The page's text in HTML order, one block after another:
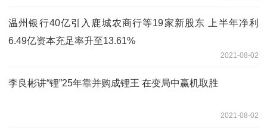
温州银行40亿引入鹿城农商行等19家新股东 上半年净利
6.49亿资本充足率升至13.61%
2021-08-02
李良彬讲“锂”25年靠并购成锂王 在变局中赢机取胜
2021-08-02